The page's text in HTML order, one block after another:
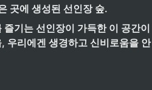
곳에 생성된 선인장 숲.
즐기는 선인장이 가득한 이 공간이
우리에겐 생경하고 신비로움을 안